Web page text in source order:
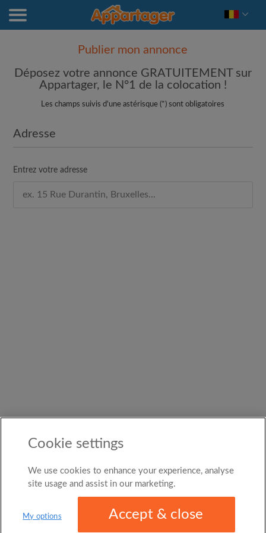
Publier mon annonce
Déposez votre annonce GRATUITEMENT sur
Appartager, le N°1 de la colocation !
Les champs suivis d'une astérisque (*) sont obligatoires
Adresse
Entrez votre adresse
Cookie settings
We use cookies to enhance your experience, analyse
site usage and assist in our marketing.
My options Accept & close